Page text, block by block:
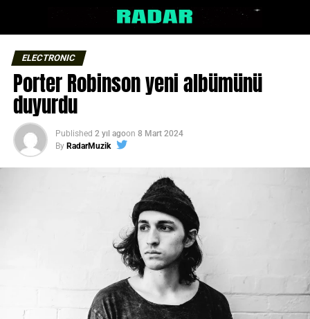
ELECTRONIC
Porter Robinson yeni albümünü
duyurdu
Published 2 yıl agoon 8 Mart 2024
By RadarMuzik